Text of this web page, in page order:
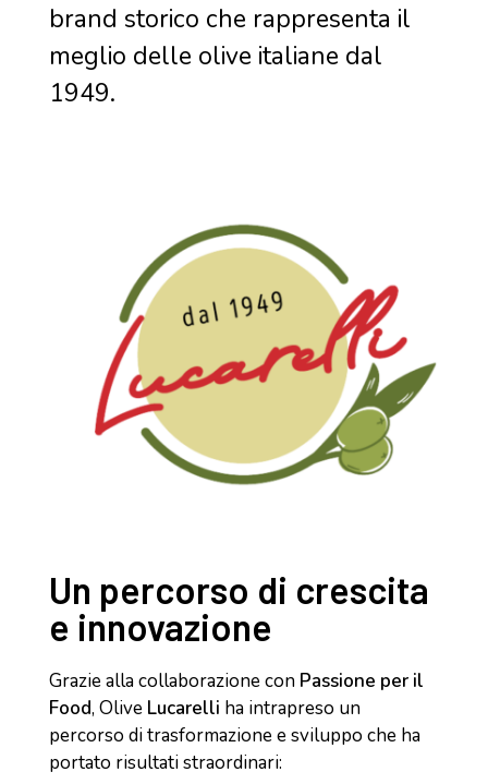
brand storico che rappresenta il
meglio delle olive italiane dal
1949.
Un percorso di crescita
e innovazione
Grazie alla collaborazione con Passione per il
Food, Olive Lucarelli ha intrapreso un
percorso di trasformazione e sviluppo che ha
portato risultati straordinari: